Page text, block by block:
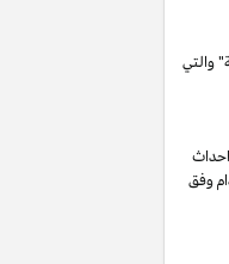
الاضافية" والتي
وفق